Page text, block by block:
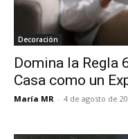
Decoración
Domina la Regla
Casa como un
María MR - 4 de agosto de